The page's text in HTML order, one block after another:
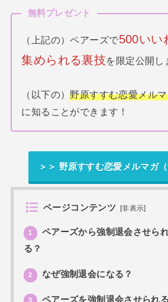
無料プレゼント
（上記の）ペアーズで500いい
集められる裏技を限定公開し
（以下の）野原すすむ恋愛メル
に知ることができます！
＞＞ 野原すすむ恋愛メルマガ
ページコンテンツ [非表示]
1
ペアーズから強制退会させら
る？
2 なぜ強制退会になる？
3 ペアーズを強制退会させられ